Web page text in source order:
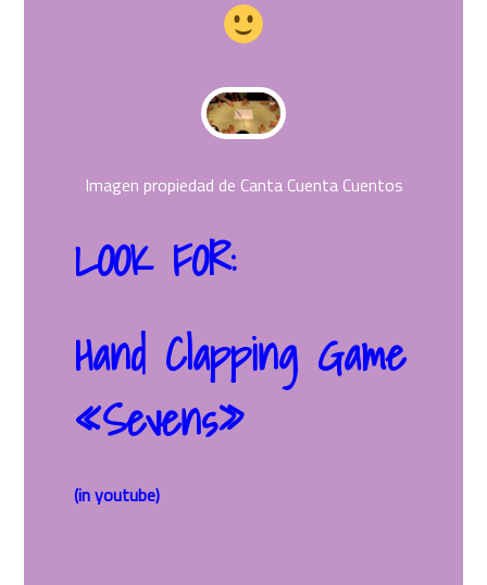
Imagen propiedad de Canta Cuenta Cuentos
LOOK FOR:
Hand Clapping Game
«Sevens»
(in youtube)